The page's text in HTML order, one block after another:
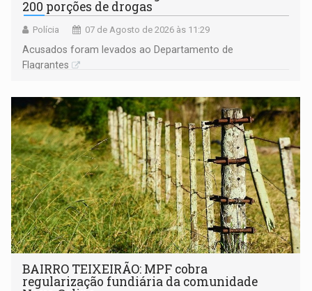
200 porções de drogas
Polícia 07 de Agosto de 2026 às 11:29
Acusados foram levados ao Departamento de
Flagrantes
BAIRRO TEIXEIRÃO: MPF cobra
regularização fundiária da comunidade